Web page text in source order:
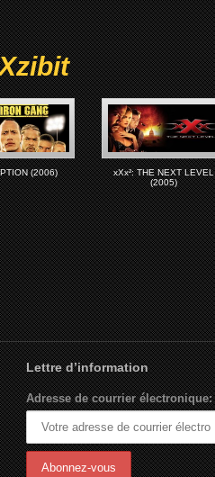
(2006)
xXx²: THE NEXT LEVEL
(2005)
Lettre d’information
Adresse de courrier électronique: